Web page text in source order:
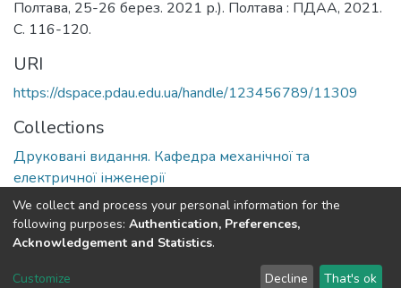
Полтава, 25-26 берез. 2021 р.). Полтава : ПДАА, 2021.
С. 116-120.
URI
https://dspace.pdau.edu.ua/handle/123456789/11309
Collections
Друковані видання. Кафедра механічної та
електричної інженерії
Full item page
DSpace software copyright © 2002-2026 LYRASIS
We collect and process your personal information for the
following purposes: Authentication, Preferences,
Acknowledgement and Statistics.
Customize Decline That's ok